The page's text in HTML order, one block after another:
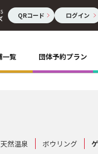
QRコード ログイン
一覧 団体予約プラン
天然温泉 ボウリング